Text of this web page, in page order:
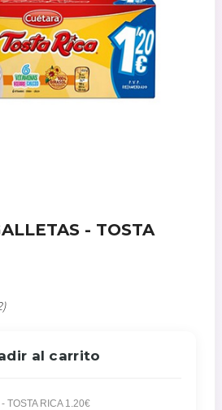
- TOSTA
al carrito
TOSTA RICA 1.20€